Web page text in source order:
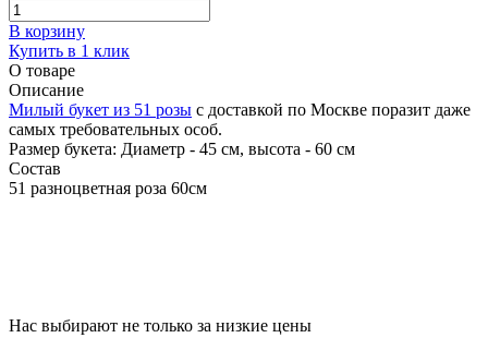
В корзину
Купить в 1 клик
О товаре
Описание
Милый букет из 51 розы с доставкой по Москве поразит даже
самых требовательных особ.
Размер букета: Диаметр - 45 см, высота - 60 см
Состав
51 разноцветная роза 60см
Нас выбирают не только за низкие цены